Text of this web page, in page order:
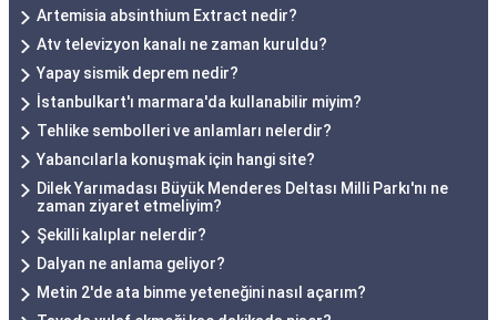
Artemisia absinthium Extract nedir?
Atv televizyon kanalı ne zaman kuruldu?
Yapay sismik deprem nedir?
İstanbulkart'ı marmara'da kullanabilir miyim?
Tehlike sembolleri ve anlamları nelerdir?
Yabancılarla konuşmak için hangi site?
Dilek Yarımadası Büyük Menderes Deltası Milli Parkı'nı ne
zaman ziyaret etmeliyim?
Şekilli kalıplar nelerdir?
Dalyan ne anlama geliyor?
Metin 2'de ata binme yeteneğini nasıl açarım?